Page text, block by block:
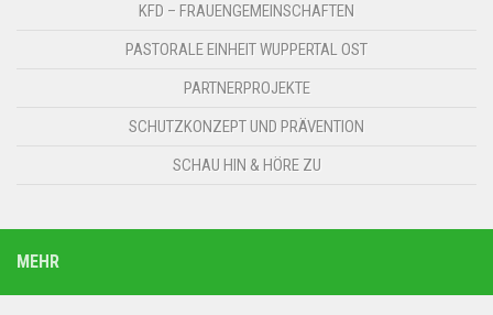
KFD – FRAUENGEMEINSCHAFTEN
PASTORALE EINHEIT WUPPERTAL OST
PARTNERPROJEKTE
SCHUTZKONZEPT UND PRÄVENTION
SCHAU HIN & HÖRE ZU
MEHR